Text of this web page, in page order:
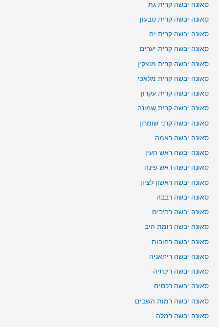
סאונה יבשה קרית גת
סאונה יבשה קרית טבעון
סאונה יבשה קרית ים
סאונה יבשה קרית יערים
סאונה יבשה קרית מוצקין
סאונה יבשה קרית מלאכי
סאונה יבשה קרית עקרון
סאונה יבשה קרית שמונה
סאונה יבשה קרני שומרון
סאונה יבשה ראמה
סאונה יבשה ראש העין
סאונה יבשה ראש פינה
סאונה יבשה ראשון לציון
סאונה יבשה רבבה
סאונה יבשה רביבים
סאונה יבשה רומת היב
סאונה יבשה רחובות
סאונה יבשה ריחאניה
סאונה יבשה רינתיה
סאונה יבשה רכסים
סאונה יבשה רמות השבים
סאונה יבשה רמלה